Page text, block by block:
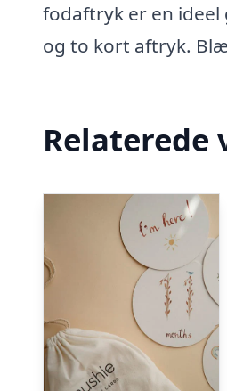
fodaftryk er en
og to kort aftryk.
Relaterede